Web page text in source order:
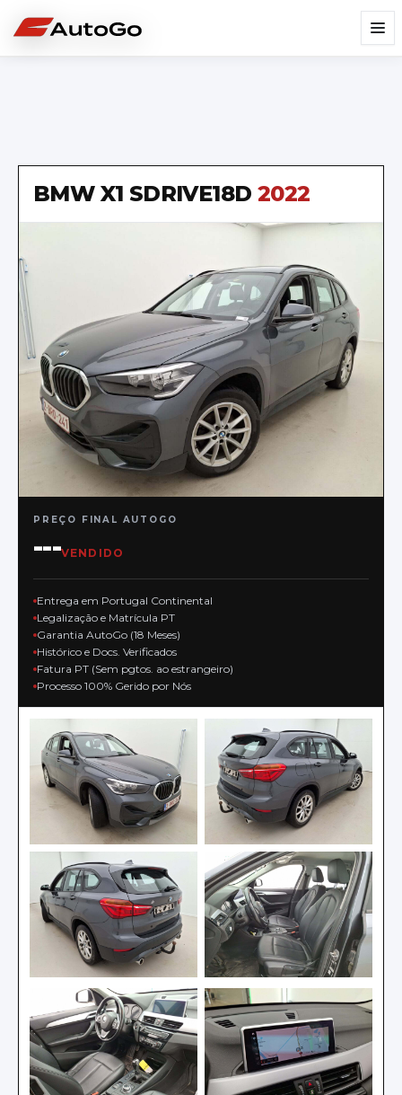
BMW X1 SDRIVE18D 2022
PREÇO FINAL AUTOGO
---VENDIDO
Entrega em Portugal Continental
Legalização e Matrícula PT
Garantia AutoGo (18 Meses)
Histórico e Docs. Verificados
Fatura PT (Sem pgtos. ao estrangeiro)
Processo 100% Gerido por Nós